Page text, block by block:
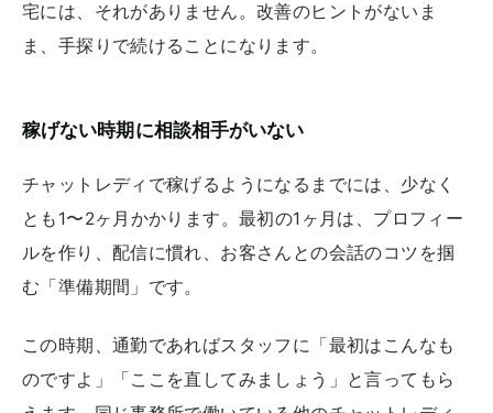
宅には、それがありません。改善のヒントがないま
ま、手探りで続けることになります。
稼げない時期に相談相手がいない
チャットレディで稼げるようになるまでには、少なく
とも1〜2ヶ月かかります。最初の1ヶ月は、プロフィー
ルを作り、配信に慣れ、お客さんとの会話のコツを掴
む「準備期間」です。
この時期、通勤であればスタッフに「最初はこんなも
のですよ」「ここを直してみましょう」と言ってもら